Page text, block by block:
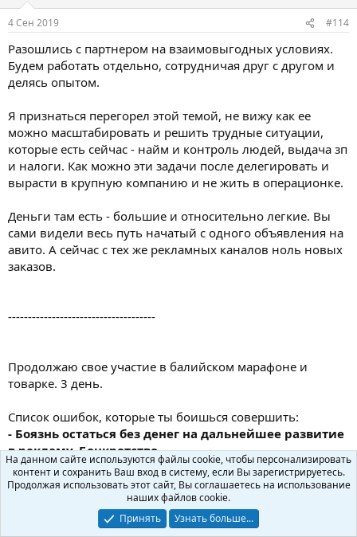
4 Сен 2019 #114
Разошлись с партнером на взаимовыгодных условиях.
Будем работать отдельно, сотрудничая друг с другом и
делясь опытом.
Я признаться перегорел этой темой, не вижу как ее
можно масштабировать и решить трудные ситуации,
которые есть сейчас - найм и контроль людей, выдача зп
и налоги. Как можно эти задачи после делегировать и
вырасти в крупную компанию и не жить в операционке.
Деньги там есть - большие и относительно легкие. Вы
сами видели весь путь начатый с одного объявления на
авито. А сейчас с тех же рекламных каналов ноль новых
заказов.
-------------------------------------
Продолжаю свое участие в балийском марафоне и
товарке. 3 день.
Список ошибок, которые ты боишься совершить:
- Боязнь остаться без денег на дальнейшее развитие
в рекламу. Бонкротство.
ТОЧНО НЕ СЛУЧИТСЯ
Если считать свои расходы и не тратить "лишние"
Если иметь несколько источников денег
Привлекать инвестиции
На данном сайте используются файлы cookie, чтобы персонализировать
контент и сохранить Ваш вход в систему, если Вы зарегистрируетесь.
Продолжая использовать этот сайт, Вы соглашаетесь на использование
наших файлов cookie.
Принять
Узнать больше...